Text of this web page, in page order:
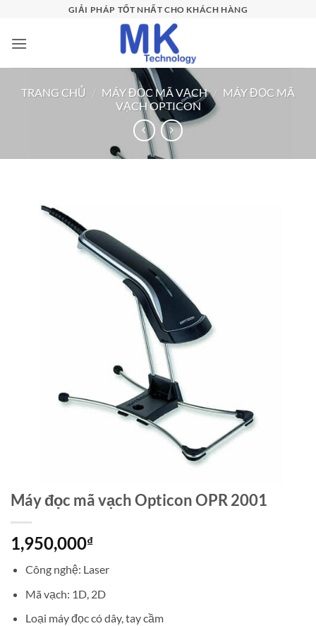
nội
GIẢI PHÁP TỐT NHẤT CHO KHÁCH HÀNG
TRANG CHỦ / MÁY ĐỌC MÃ VẠCH / MÁY ĐỌC MÃ
VẠCH OPTICON
Máy đọc mã vạch Opticon OPR 2001
1,950,000₫
Công nghệ: Laser
Mã vạch: 1D, 2D
Loại máy đọc có dây, tay cầm